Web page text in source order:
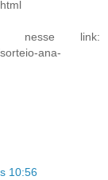
nesse link:
ana-
10:56